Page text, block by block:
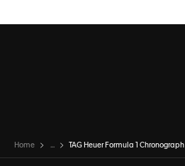
Home ... TAG Heuer Formula 1 Chronograph